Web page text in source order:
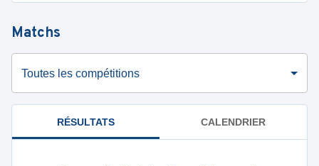
Matchs
Toutes les compétitions
RÉSULTATS CALENDRIER